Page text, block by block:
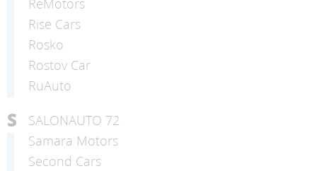
ReMotors
Rise Cars
Rosko
Rostov Car
RuAuto
S
SALONAUTO 72
Samara Motors
Second Cars